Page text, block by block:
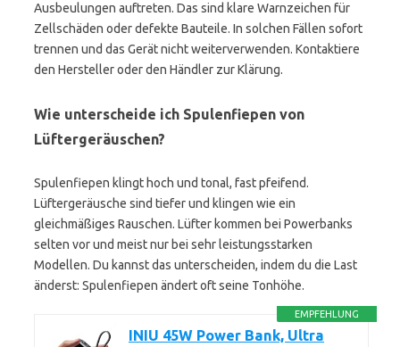
Ausbeulungen auftreten. Das sind klare Warnzeichen für
Zellschäden oder defekte Bauteile. In solchen Fällen sofort
trennen und das Gerät nicht weiterverwenden. Kontaktiere
den Hersteller oder den Händler zur Klärung.
Wie unterscheide ich Spulenfiepen von
Lüftergeräuschen?
Spulenfiepen klingt hoch und tonal, fast pfeifend.
Lüftergeräusche sind tiefer und klingen wie ein
gleichmäßiges Rauschen. Lüfter kommen bei Powerbanks
selten vor und meist nur bei sehr leistungsstarken
Modellen. Du kannst das unterscheiden, indem du die Last
änderst: Spulenfiepen ändert oft seine Tonhöhe.
EMPFEHLUNG
INIU 45W Power Bank, Ultra